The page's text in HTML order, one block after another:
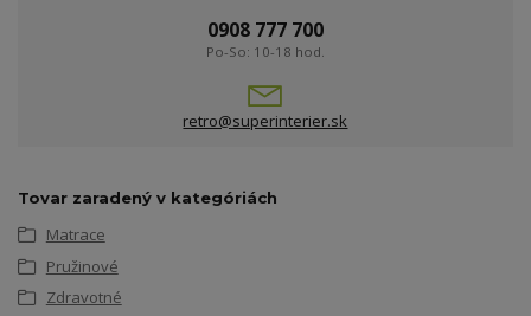
0908 777 700
Po-So: 10-18 hod.
retro@superinterier.sk
Tovar zaradený v kategóriách
Matrace
Pružinové
Zdravotné